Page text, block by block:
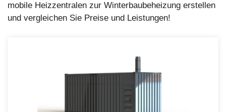
mobile Heizzentralen zur Winterbaubeheizung erstellen
und vergleichen Sie Preise und Leistungen!